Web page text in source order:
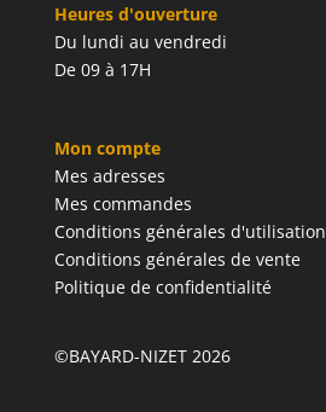
Heures d'ouverture
Du lundi au vendredi
De 09 à 17H
Mon compte
Mes adresses
Mes commandes
Conditions générales d'utilisation
Conditions générales de vente
Politique de confidentialité
©BAYARD-NIZET 2026